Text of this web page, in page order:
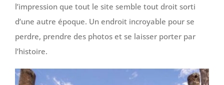
l’impression que tout le site semble tout droit sorti
d’une autre époque. Un endroit incroyable pour se
perdre, prendre des photos et se laisser porter par
l’histoire.